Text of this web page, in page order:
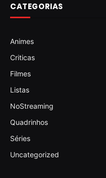
CATEGORIAS
Animes
Criticas
Filmes
Listas
NoStreaming
Quadrinhos
Séries
Uncategorized